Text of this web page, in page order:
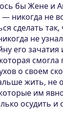
бы Жене и
никогда не
сделать
не
его
о своем
жить, не
им
осудить и